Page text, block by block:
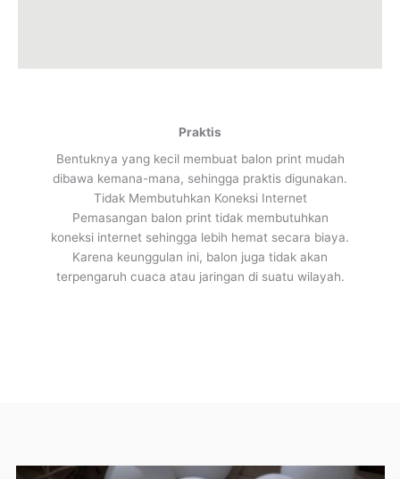
Praktis
Bentuknya yang kecil membuat balon print mudah
dibawa kemana-mana, sehingga praktis digunakan.
Tidak Membutuhkan Koneksi Internet
Pemasangan balon print tidak membutuhkan
koneksi internet sehingga lebih hemat secara biaya.
Karena keunggulan ini, balon juga tidak akan
terpengaruh cuaca atau jaringan di suatu wilayah.